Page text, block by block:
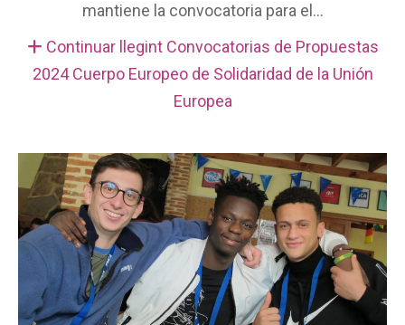
mantiene la convocatoria para el...
Continuar llegint Convocatorias de Propuestas
2024 Cuerpo Europeo de Solidaridad de la Unión
Europea